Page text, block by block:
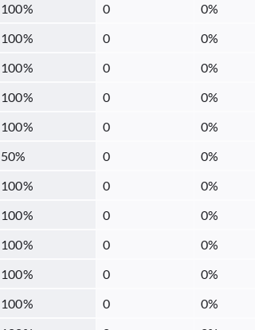
100% 0 0%
100% 0 0%
100% 0 0%
100% 0 0%
100% 0 0%
50% 0 0%
100% 0 0%
100% 0 0%
100% 0 0%
100% 0 0%
100% 0 0%